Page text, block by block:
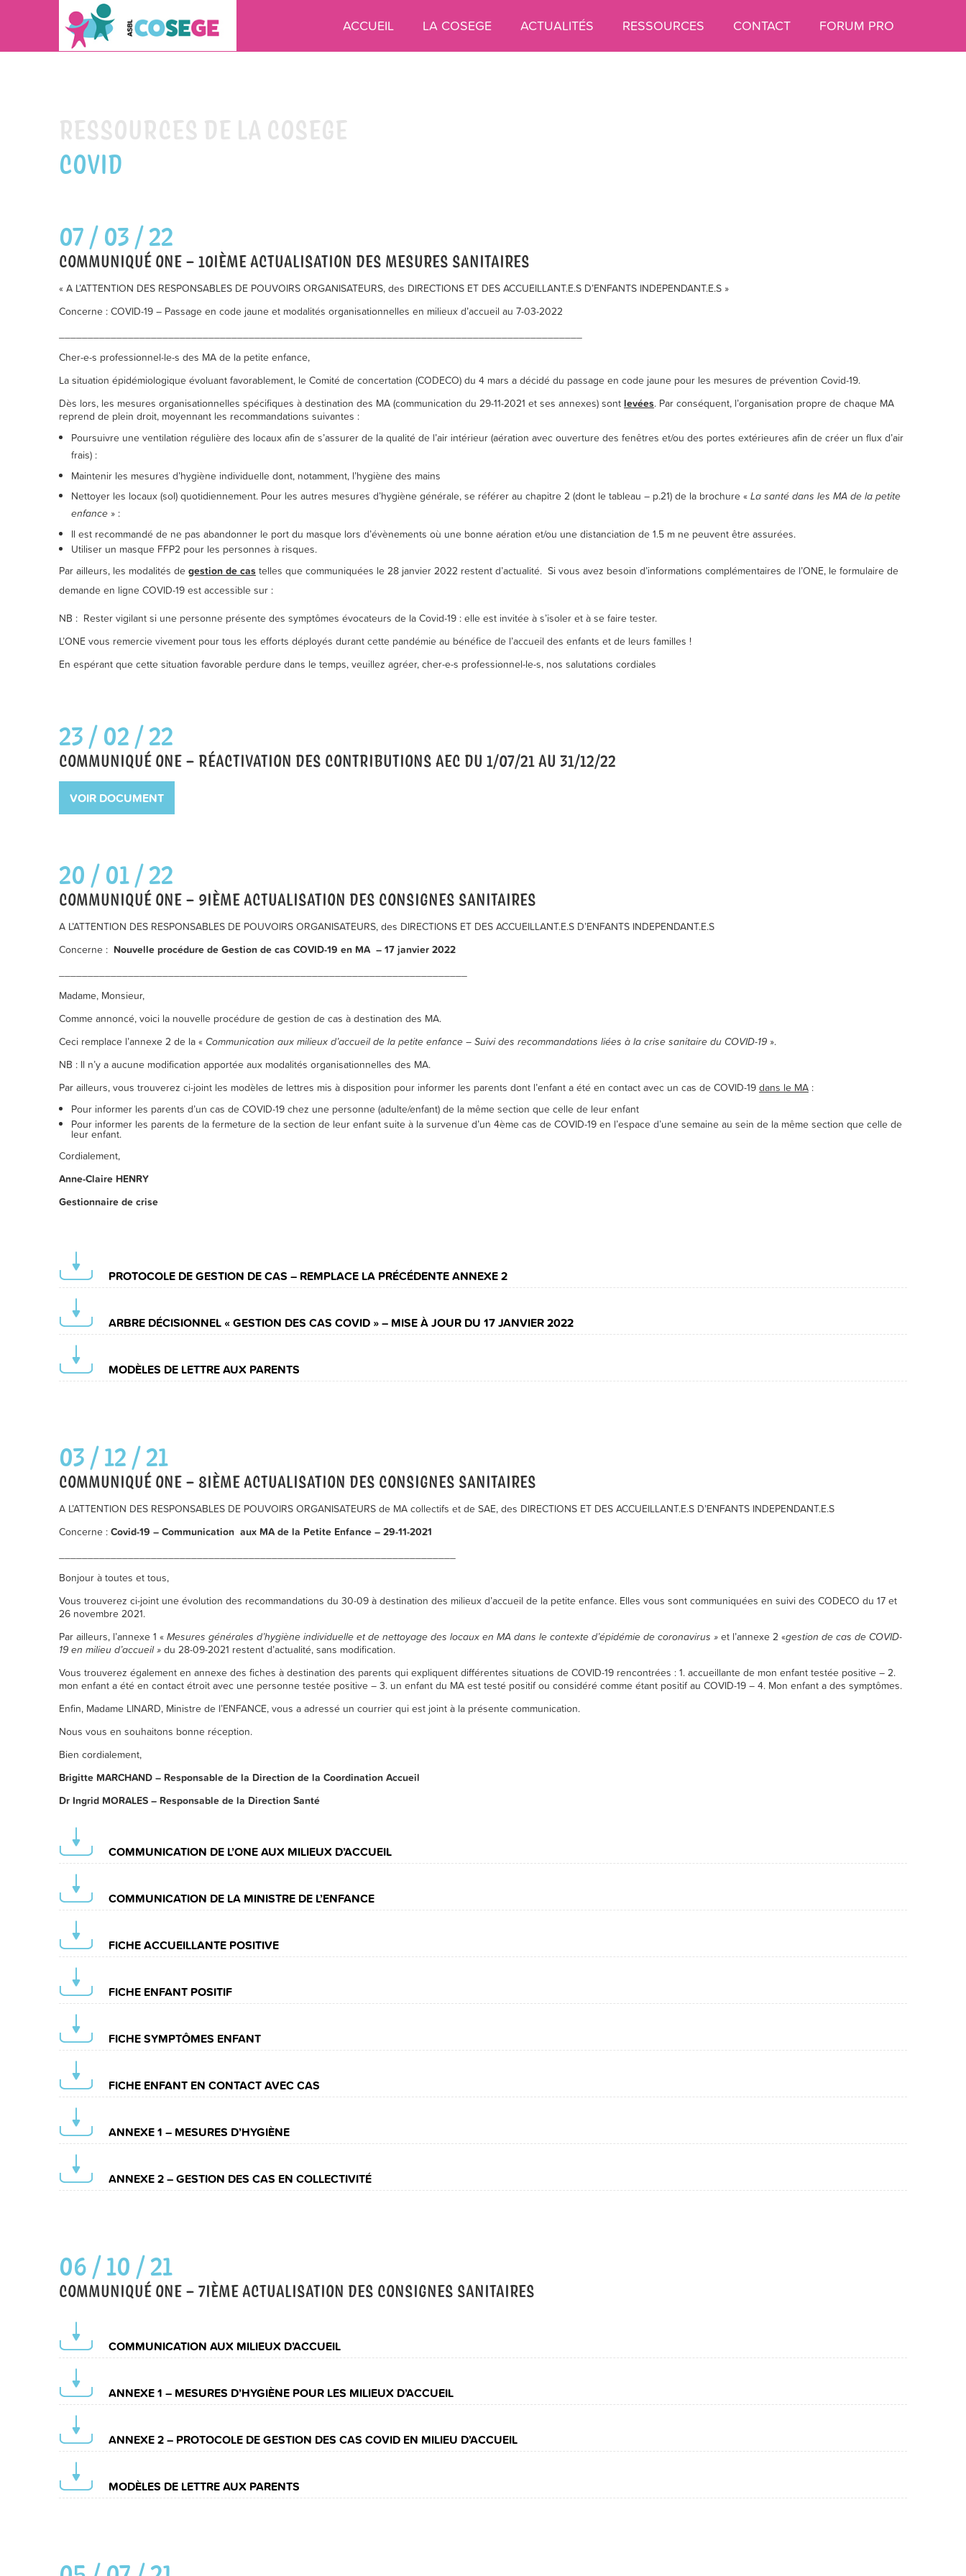
ACCUEIL LA COSEGE ACTUALITÉS RESSOURCES CONTACT FORUM PRO
RESSOURCES DE LA COSEGE
COVID
07 / 03 / 22
COMMUNIQUÉ ONE – 10IÈME ACTUALISATION DES MESURES SANITAIRES
« A L’ATTENTION DES RESPONSABLES DE POUVOIRS ORGANISATEURS, des DIRECTIONS ET DES ACCUEILLANT.E.S D’ENFANTS INDEPENDANT.E.S »
Concerne : COVID-19 – Passage en code jaune et modalités organisationnelles en milieux d’accueil au 7-03-2022
___________________________________________________________________________________________
Cher-e-s professionnel-le-s des MA de la petite enfance,
La situation épidémiologique évoluant favorablement, le Comité de concertation (CODECO) du 4 mars a décidé du passage en code jaune pour les mesures de prévention Covid-19.
Dès lors, les mesures organisationnelles spécifiques à destination des MA (communication du 29-11-2021 et ses annexes) sont levées. Par conséquent, l’organisation propre de chaque MA
reprend de plein droit, moyennant les recommandations suivantes :
Poursuivre une ventilation régulière des locaux afin de s’assurer de la qualité de l’air intérieur (aération avec ouverture des fenêtres et/ou des portes extérieures afin de créer un flux d’air
frais) :
Maintenir les mesures d’hygiène individuelle dont, notamment, l’hygiène des mains
Nettoyer les locaux (sol) quotidiennement. Pour les autres mesures d’hygiène générale, se référer au chapitre 2 (dont le tableau – p.21) de la brochure « La santé dans les MA de la petite
enfance» :
Il est recommandé de ne pas abandonner le port du masque lors d’évènements où une bonne aération et/ou une distanciation de 1.5 m ne peuvent être assurées.
Utiliser un masque FFP2 pour les personnes à risques.
Par ailleurs, les modalités de gestion de cas telles que communiquées le 28 janvier 2022 restent d’actualité. Si vous avez besoin d’informations complémentaires de l’ONE, le formulaire de
demande en ligne COVID-19 est accessible sur :
NB : Rester vigilant si une personne présente des symptômes évocateurs de la Covid-19 : elle est invitée à s’isoler et à se faire tester.
L’ONE vous remercie vivement pour tous les efforts déployés durant cette pandémie au bénéfice de l’accueil des enfants et de leurs familles !
En espérant que cette situation favorable perdure dans le temps, veuillez agréer, cher-e-s professionnel-le-s, nos salutations cordiales
23 / 02 / 22
COMMUNIQUÉ ONE – RÉACTIVATION DES CONTRIBUTIONS AEC DU 1/07/21 AU 31/12/22
VOIR DOCUMENT
20 / 01 / 22
COMMUNIQUÉ ONE – 9IÈME ACTUALISATION DES CONSIGNES SANITAIRES
A L’ATTENTION DES RESPONSABLES DE POUVOIRS ORGANISATEURS, des DIRECTIONS ET DES ACCUEILLANT.E.S D’ENFANTS INDEPENDANT.E.S
Concerne : Nouvelle procédure de Gestion de cas COVID-19 en MA – 17 janvier 2022
_______________________________________________________________________
Madame, Monsieur,
Comme annoncé, voici la nouvelle procédure de gestion de cas à destination des MA.
Ceci remplace l’annexe 2 de la « Communication aux milieux d’accueil de la petite enfance – Suivi des recommandations liées à la crise sanitaire du COVID-19 ».
NB : Il n’y a aucune modification apportée aux modalités organisationnelles des MA.
Par ailleurs, vous trouverez ci-joint les modèles de lettres mis à disposition pour informer les parents dont l’enfant a été en contact avec un cas de COVID-19 dans le MA :
Pour informer les parents d’un cas de COVID-19 chez une personne (adulte/enfant) de la même section que celle de leur enfant
Pour informer les parents de la fermeture de la section de leur enfant suite à la survenue d’un 4ème cas de COVID-19 en l’espace d’une semaine au sein de la même section que celle de
leur enfant.
Cordialement,
Anne-Claire HENRY
Gestionnaire de crise
PROTOCOLE DE GESTION DE CAS – REMPLACE LA PRÉCÉDENTE ANNEXE 2
ARBRE DÉCISIONNEL « GESTION DES CAS COVID » – MISE À JOUR DU 17 JANVIER 2022
MODÈLES DE LETTRE AUX PARENTS
03 / 12 / 21
COMMUNIQUÉ ONE – 8IÈME ACTUALISATION DES CONSIGNES SANITAIRES
A L’ATTENTION DES RESPONSABLES DE POUVOIRS ORGANISATEURS de MA collectifs et de SAE, des DIRECTIONS ET DES ACCUEILLANT.E.S D’ENFANTS INDEPENDANT.E.S
Concerne : Covid-19 – Communication aux MA de la Petite Enfance – 29-11-2021
_____________________________________________________________________
Bonjour à toutes et tous,
Vous trouverez ci-joint une évolution des recommandations du 30-09 à destination des milieux d’accueil de la petite enfance. Elles vous sont communiquées en suivi des CODECO du 17 et
26 novembre 2021.
Par ailleurs, l’annexe 1 « Mesures générales d’hygiène individuelle et de nettoyage des locaux en MA dans le contexte d’épidémie de coronavirus » et l’annexe 2 «gestion de cas de COVID-
19 en milieu d’accueil » du 28-09-2021 restent d’actualité, sans modification.
Vous trouverez également en annexe des fiches à destination des parents qui expliquent différentes situations de COVID-19 rencontrées : 1. accueillante de mon enfant testée positive – 2.
mon enfant a été en contact étroit avec une personne testée positive – 3. un enfant du MA est testé positif ou considéré comme étant positif au COVID-19 – 4. Mon enfant a des symptômes.
Enfin, Madame LINARD, Ministre de l’ENFANCE, vous a adressé un courrier qui est joint à la présente communication.
Nous vous en souhaitons bonne réception.
Bien cordialement,
Brigitte MARCHAND – Responsable de la Direction de la Coordination Accueil
Dr Ingrid MORALES – Responsable de la Direction Santé
COMMUNICATION DE L’ONE AUX MILIEUX D’ACCUEIL
COMMUNICATION DE LA MINISTRE DE L’ENFANCE
FICHE ACCUEILLANTE POSITIVE
FICHE ENFANT POSITIF
FICHE SYMPTÔMES ENFANT
FICHE ENFANT EN CONTACT AVEC CAS
ANNEXE 1 – MESURES D’HYGIÈNE
ANNEXE 2 – GESTION DES CAS EN COLLECTIVITÉ
06 / 10 / 21
COMMUNIQUÉ ONE – 7IÈME ACTUALISATION DES CONSIGNES SANITAIRES
COMMUNICATION AUX MILIEUX D’ACCUEIL
ANNEXE 1 – MESURES D’HYGIÈNE POUR LES MILIEUX D’ACCUEIL
ANNEXE 2 – PROTOCOLE DE GESTION DES CAS COVID EN MILIEU D’ACCUEIL
MODÈLES DE LETTRE AUX PARENTS